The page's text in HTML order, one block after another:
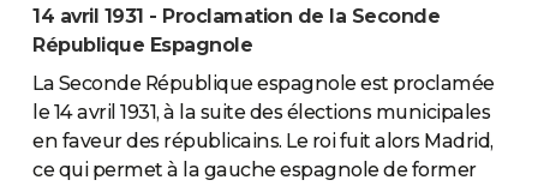
14 avril 1931 - Proclamation de la Seconde
République Espagnole
La Seconde République espagnole est proclamée
le 14 avril 1931, à la suite des élections municipales
en faveur des républicains. Le roi fuit alors Madrid,
ce qui permet à la gauche espagnole de former